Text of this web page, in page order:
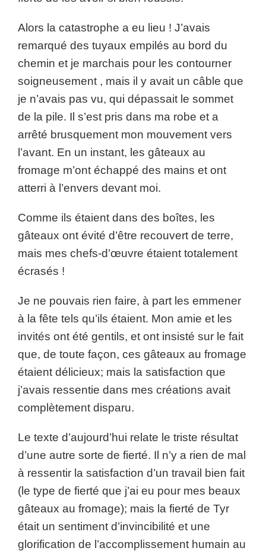
Alors la catastrophe a eu lieu ! J’avais
remarqué des tuyaux empilés au bord du
chemin et je marchais pour les contourner
soigneusement , mais il y avait un câble que
je n’avais pas vu, qui dépassait le sommet
de la pile. Il s’est pris dans ma robe et a
arrêté brusquement mon mouvement vers
l’avant. En un instant, les gâteaux au
fromage m’ont échappé des mains et ont
atterri à l’envers devant moi.
Comme ils étaient dans des boîtes, les
gâteaux ont évité d’être recouvert de terre,
mais mes chefs-d’œuvre étaient totalement
écrasés !
Je ne pouvais rien faire, à part les emmener
à la fête tels qu’ils étaient. Mon amie et les
invités ont été gentils, et ont insisté sur le fait
que, de toute façon, ces gâteaux au fromage
étaient délicieux; mais la satisfaction que
j’avais ressentie dans mes créations avait
complètement disparu.
Le texte d’aujourd’hui relate le triste résultat
d’une autre sorte de fierté. Il n’y a rien de mal
à ressentir la satisfaction d’un travail bien fait
(le type de fierté que j’ai eu pour mes beaux
gâteaux au fromage); mais la fierté de Tyr
était un sentiment d’invincibilité et une
glorification de l’accomplissement humain au